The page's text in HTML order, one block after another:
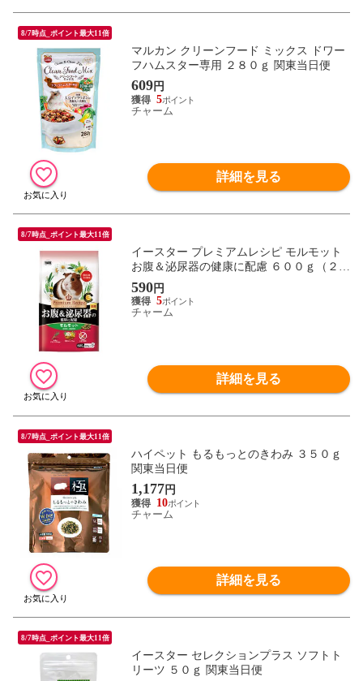
8/7時点_ポイント最大11倍
マルカン クリーンフード ミックス ドワー
フハムスター専用 ２８０ｇ 関東当日便
609円
5
チャーム
詳細を見る
8/7時点_ポイント最大11倍
イースター プレミアムレシピ モルモット
お腹＆泌尿器の健康に配慮 ６００ｇ（２０
０ｇ×３） フード 餌 ペレット グルテンフ
リー 関東当日便
590円
5
チャーム
詳細を見る
8/7時点_ポイント最大11倍
ハイペット もるもっとのきわみ ３５０ｇ
関東当日便
1,177 円
10
チャーム
詳細を見る
8/7時点_ポイント最大11倍
イースター セレクションプラス ソフトト
リーツ ５０ｇ 関東当日便